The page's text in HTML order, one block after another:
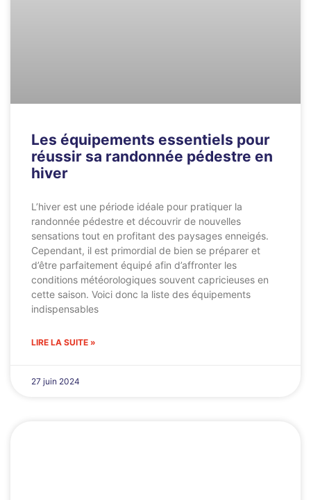
Les équipements essentiels pour
réussir sa randonnée pédestre en
hiver
L’hiver est une période idéale pour pratiquer la
randonnée pédestre et découvrir de nouvelles
sensations tout en profitant des paysages enneigés.
Cependant, il est primordial de bien se préparer et
d’être parfaitement équipé afin d’affronter les
conditions météorologiques souvent capricieuses en
cette saison. Voici donc la liste des équipements
indispensables
LIRE LA SUITE »
27 juin 2024